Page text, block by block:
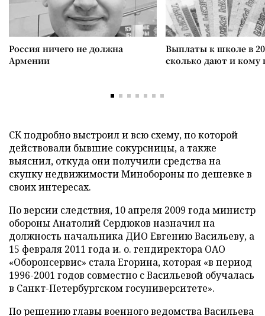
Россия ничего не должна
Армении
Выплаты к школе в
сколько дают и
СК подробно выстроил и всю схему, по которой
действовали бывшие сокурсницы, а также
выяснил, откуда они получили средства на
скупку недвижимости Минобороны по дешевке в
своих интересах.
По версии следствия, 10 апреля 2009 года министр
обороны Анатолий Сердюков назначил на
должность начальника ДИО Евгению Васильеву, а
15 февраля 2011 года и. о. гендиректора ОАО
«Оборонсервис» стала Егорина, которая «в период
1996-2001 годов совместно с Васильевой обучалась
в Санкт-Петербургском госуниверситете».
По решению главы военного ведомства Васильева